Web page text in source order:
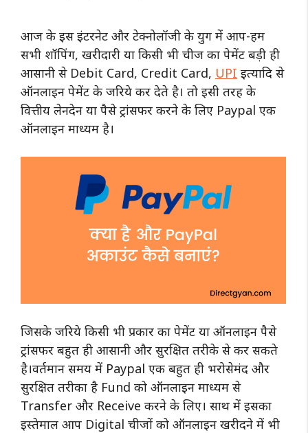
आज के इस इंटरनेट और टेक्नोलॉजी के युग में आप-हम
सभी शॉपिंग, खरीदारी या किसी भी चीज का पेमेंट बड़ी ही
आसानी से Debit Card, Credit Card, UPI इत्यादि से
ऑनलाइन पेमेंट के जरिये कर देते है। तो इसी तरह के
वित्तीय लेनदेन या पैसे ट्रांसफर करने के लिए Paypal एक
ऑनलाइन माध्यम है।
जिसके जरिये किसी भी प्रकार का पेमेंट या ऑनलाइन पैसे
ट्रांसफर बहुत ही आसानी और सुरक्षित तरीके से कर सकते
है।वर्तमान समय में Paypal एक बहुत ही भरोसेमंद और
सुरक्षित तरीका है Fund को ऑनलाइन माध्यम से
Transfer और Receive करने के लिए। साथ में इसका
इस्तेमाल आप Digital चीजों को ऑनलाइन खरीदने में भी